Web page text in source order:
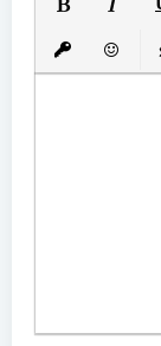
Полужирный
Вставить